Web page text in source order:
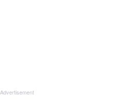
Advertisement